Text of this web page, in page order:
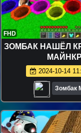
FHD
ЗОМБАК НАШЁЛ
2024-10-14
Зомбак